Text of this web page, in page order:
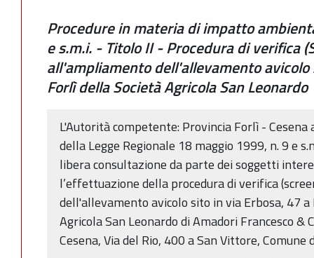
Procedure in materia di impatto
e s.m.i. - Titolo II - Procedura di verifica
all'ampliamento dell'allevamento avicolo
Forlì della Società Agricola San Leonardo
L'Autorità competente: Provincia Forlì -
della Legge Regionale 18 maggio 1999, n. 9 e
libera consultazione da parte dei soggetti
l’effettuazione della procedura di verifica
dell'allevamento avicolo sito in via Erbosa, 47
Agricola San Leonardo di Amadori Francesco &
Cesena, Via del Rio, 400 a San Vittore, Comune